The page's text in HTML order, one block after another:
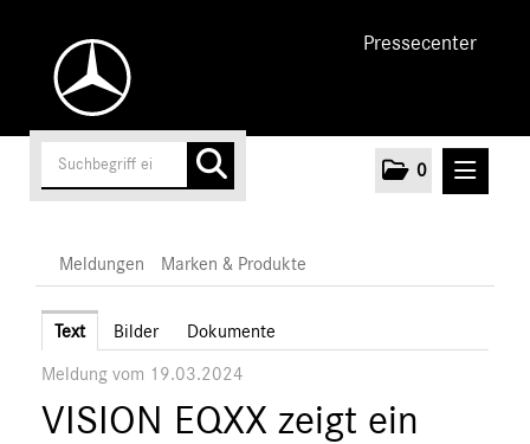
Pressecenter
0
Unternehmen
Cars
Vans
Meldungen Marken & Produkte
Text Bilder Dokumente
Meldung vom 19.03.2024
VISION EQXX zeigt ein